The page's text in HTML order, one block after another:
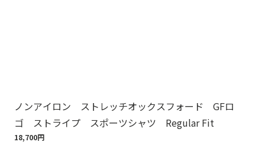
ノンアイロン ストレッチオックスフォード GFロ
ゴ ストライプ スポーツシャツ Regular Fit
18,700円